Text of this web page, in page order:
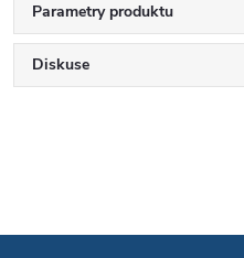
Parametry produktu
Diskuse